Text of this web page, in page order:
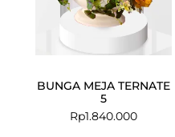
BUNGA MEJA TERNATE
5
Rp1.840.000